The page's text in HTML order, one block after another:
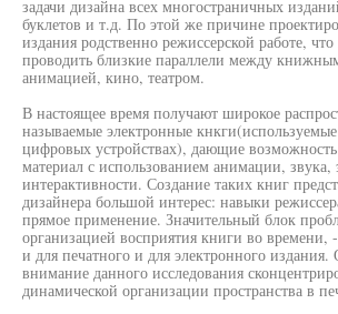
задачи дизайна всех многостраничных
буклетов и т.д. По этой же причине
издания родственно режиссерской работе, что
проводить близкие параллели между
анимацией, кино, театром.
В настоящее время получают широкое
называемые электронные
цифровых устройствах), дающие возможность
материал с использованием анимации, звука,
интерактивности. Создание таких книг
дизайнера большой интерес: навыки
прямое применение. Значительный блок
организацией восприятия книги во времени,
и для печатного и для электронного
внимание данного исследования
динамической организации пространства в